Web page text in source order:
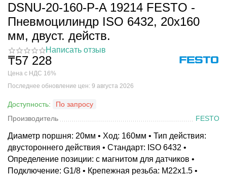
DSNU-20-160-P-A 19214 FESTO -
Пневмоцилиндр ISO 6432, 20x160
мм, двуст. действ.
Написать отзыв
₸57 228
Цена с НДС 16%
Последнее обновление цен: 9 августа 2026
Доступность:
По запросу
Производитель
FESTO
Диаметр поршня: 20мм • Ход: 160мм • Тип действия:
двустороннего действия • Стандарт: ISO 6432 •
Определение позиции: с магнитом для датчиков •
Подключение: G1/8 • Крепежная резьба: M22x1.5 •